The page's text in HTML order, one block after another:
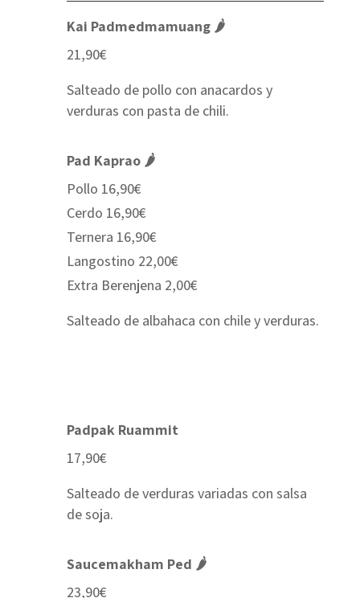
Kai Padmedmamuang 🌶
21,90€
Salteado de pollo con anacardos y
verduras con pasta de chili.
Pad Kaprao 🌶
Pollo 16,90€
Cerdo 16,90€
Ternera 16,90€
Langostino 22,00€
Extra Berenjena 2,00€
Salteado de albahaca con chile y verduras.
Padpak Ruammit
17,90€
Salteado de verduras variadas con salsa
de soja.
Saucemakham Ped 🌶
23,90€